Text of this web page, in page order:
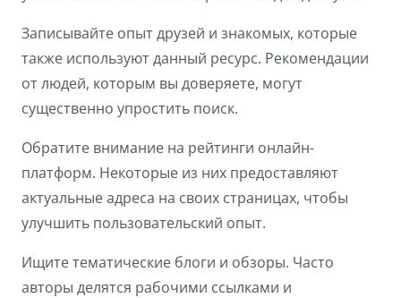
Записывайте опыт друзей и знакомых, которые
также используют данный ресурс. Рекомендации
от людей, которым вы доверяете, могут
существенно упростить поиск.
Обратите внимание на рейтинги онлайн-
платформ. Некоторые из них предоставляют
актуальные адреса на своих страницах, чтобы
улучшить пользовательский опыт.
Ищите тематические блоги и обзоры. Часто
авторы делятся рабочими ссылками и